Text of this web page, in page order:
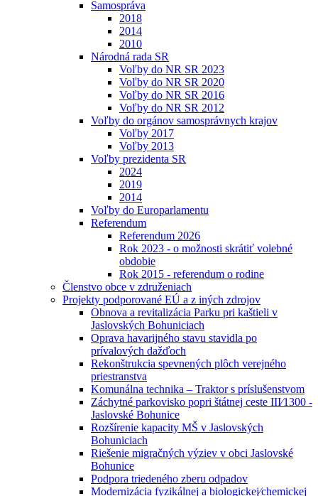
Samospráva
2018
2014
2010
Národná rada SR
Voľby do NR SR 2023
Voľby do NR SR 2020
Voľby do NR SR 2016
Voľby do NR SR 2012
Voľby do orgánov samosprávnych krajov
Voľby 2017
Voľby 2013
Voľby prezidenta SR
2024
2019
2014
Voľby do Europarlamentu
Referendum
Referendum 2026
Rok 2023 - o možnosti skrátiť volebné
obdobie
Rok 2015 - referendum o rodine
Členstvo obce v združeniach
Projekty podporované EÚ a z iných zdrojov
Obnova a revitalizácia Parku pri kaštieli v
Jaslovských Bohuniciach
Oprava havarijného stavu stavidla po
prívalových dažďoch
Rekonštrukcia spevnených plôch verejného
priestranstva
Komunálna technika – Traktor s príslušenstvom
Záchytné parkovisko popri štátnej ceste III⁄1300 -
Jaslovské Bohunice
Rozšírenie kapacity MŠ v Jaslovských
Bohuniciach
Riešenie migračných výziev v obci Jaslovské
Bohunice
Podpora triedeného zberu odpadov
Modernizácia fyzikálnej a biologickej⁄chemickej